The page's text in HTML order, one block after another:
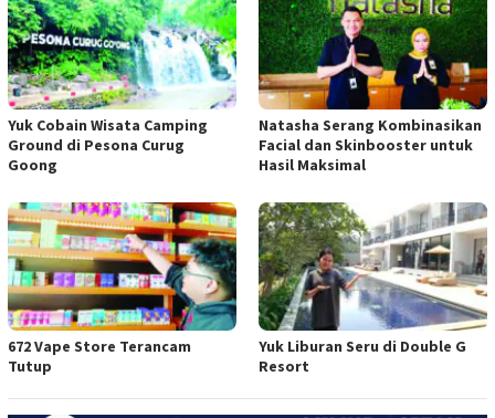
Yuk Cobain Wisata Camping
Ground di Pesona Curug
Goong
Natasha Serang Kombinasikan
Facial dan Skinbooster untuk
Hasil Maksimal
672 Vape Store Terancam
Tutup
Yuk Liburan Seru di Double G
Resort